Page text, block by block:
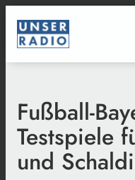
Fußball-
Testspiele
und